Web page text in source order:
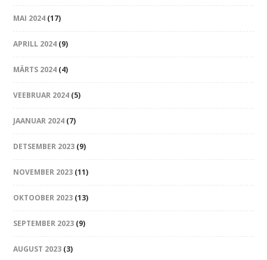
MAI 2024 (17)
APRILL 2024 (9)
MÄRTS 2024 (4)
VEEBRUAR 2024 (5)
JAANUAR 2024 (7)
DETSEMBER 2023 (9)
NOVEMBER 2023 (11)
OKTOOBER 2023 (13)
SEPTEMBER 2023 (9)
AUGUST 2023 (3)